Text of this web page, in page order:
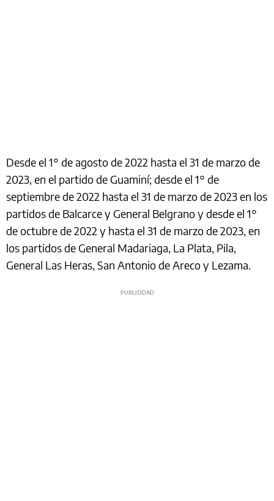
Desde el 1° de agosto de 2022 hasta el 31 de marzo de
2023, en el partido de Guaminí; desde el 1° de
septiembre de 2022 hasta el 31 de marzo de 2023 en los
partidos de Balcarce y General Belgrano y desde el 1°
de octubre de 2022 y hasta el 31 de marzo de 2023, en
los partidos de General Madariaga, La Plata, Pila,
General Las Heras, San Antonio de Areco y Lezama.